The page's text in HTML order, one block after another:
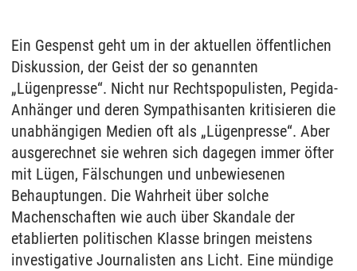
Ein Gespenst geht um in der aktuellen öffentlichen
Diskussion, der Geist der so genannten
„Lügenpresse“. Nicht nur Rechtspopulisten, Pegida-
Anhänger und deren Sympathisanten kritisieren die
unabhängigen Medien oft als „Lügenpresse“. Aber
ausgerechnet sie wehren sich dagegen immer öfter
mit Lügen, Fälschungen und unbewiesenen
Behauptungen. Die Wahrheit über solche
Machenschaften wie auch über Skandale der
etablierten politischen Klasse bringen meistens
investigative Journalisten ans Licht. Eine mündige